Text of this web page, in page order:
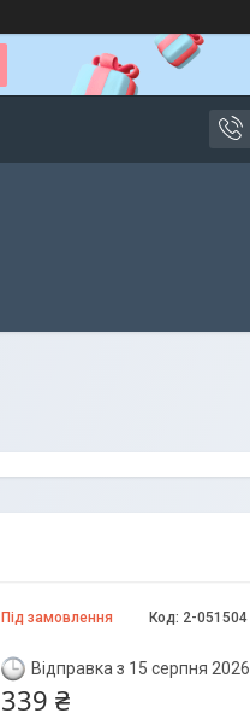
Під замовлення Код: 2-051504
Відправка з 15 серпня 2026
339 ₴